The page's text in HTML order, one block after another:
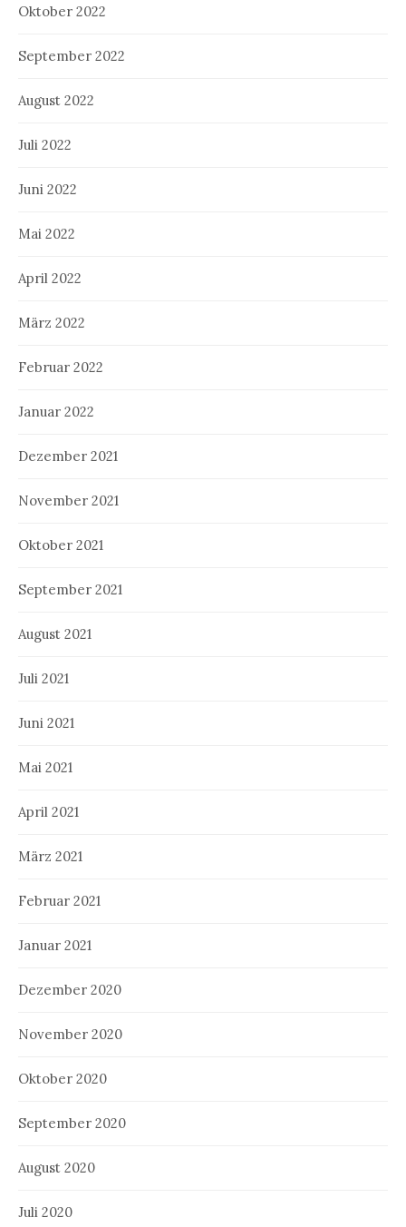
Oktober 2022
September 2022
August 2022
Juli 2022
Juni 2022
Mai 2022
April 2022
März 2022
Februar 2022
Januar 2022
Dezember 2021
November 2021
Oktober 2021
September 2021
August 2021
Juli 2021
Juni 2021
Mai 2021
April 2021
März 2021
Februar 2021
Januar 2021
Dezember 2020
November 2020
Oktober 2020
September 2020
August 2020
Juli 2020